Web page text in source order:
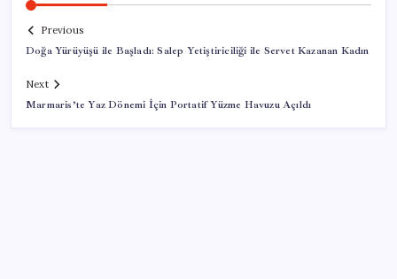
Previous
Doğa Yürüyüşü ile Başladı: Salep Yetiştiriciliği ile Servet Kazanan Kadın
Next
Marmaris’te Yaz Dönemi İçin Portatif Yüzme Havuzu Açıldı